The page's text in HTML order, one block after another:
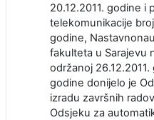
20.12.2011. godine i
telekomunikacije
godine,
fakulteta u Sarajevu
održanoj
godine donijelo je
izradu završnih
Odsjeku za